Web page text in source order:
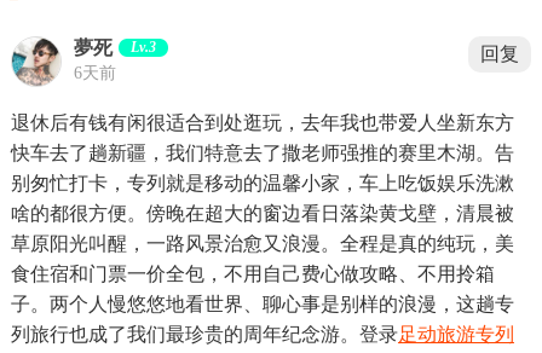
夢死 Lv.3
6天前
回复
退休后有钱有闲很适合到处逛玩，去年我也带爱人坐新东方
快车去了趟新疆，我们特意去了撒老师强推的赛里木湖。告
别匆忙打卡，专列就是移动的温馨小家，车上吃饭娱乐洗漱
啥的都很方便。傍晚在超大的窗边看日落染黄戈壁，清晨被
草原阳光叫醒，一路风景治愈又浪漫。全程是真的纯玩，美
食住宿和门票一价全包，不用自己费心做攻略、不用拎箱
子。两个人慢悠悠地看世界、聊心事是别样的浪漫，这趟专
列旅行也成了我们最珍贵的周年纪念游。登录足动旅游专列